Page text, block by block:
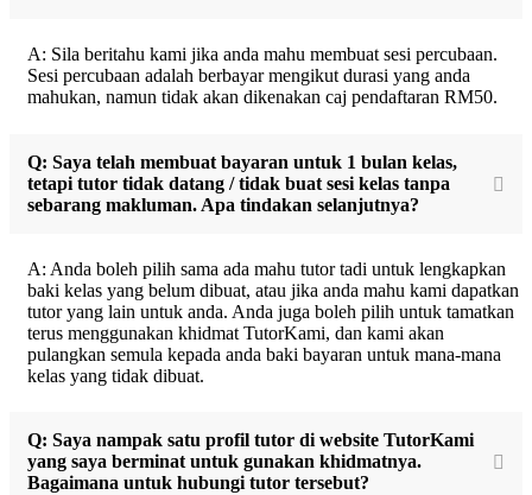
A: Sila beritahu kami jika anda mahu membuat sesi percubaan.
Sesi percubaan adalah berbayar mengikut durasi yang anda
mahukan, namun tidak akan dikenakan caj pendaftaran RM50.
Q: Saya telah membuat bayaran untuk 1 bulan kelas,
tetapi tutor tidak datang / tidak buat sesi kelas tanpa
sebarang makluman. Apa tindakan selanjutnya?
A: Anda boleh pilih sama ada mahu tutor tadi untuk lengkapkan
baki kelas yang belum dibuat, atau jika anda mahu kami dapatkan
tutor yang lain untuk anda. Anda juga boleh pilih untuk tamatkan
terus menggunakan khidmat TutorKami, dan kami akan
pulangkan semula kepada anda baki bayaran untuk mana-mana
kelas yang tidak dibuat.
Q: Saya nampak satu profil tutor di website TutorKami
yang saya berminat untuk gunakan khidmatnya.
Bagaimana untuk hubungi tutor tersebut?